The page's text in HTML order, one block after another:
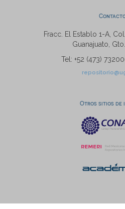
Fracc. El Establo 1-A,
Guanajuato,
Tel: +52 (473)
Otros sitios de